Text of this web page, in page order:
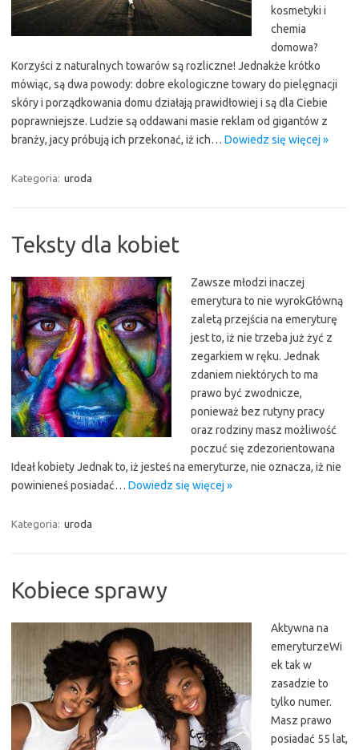
kosmetyki i
chemia
domowa?
Korzyści z naturalnych towarów są rozliczne! Jednakże krótko
mówiąc, są dwa powody: dobre ekologiczne towary do pielęgnacji
skóry i porządkowania domu działają prawidłowiej i są dla Ciebie
poprawniejsze. Ludzie są oddawani masie reklam od gigantów z
branży, jacy próbują ich przekonać, iż ich… Dowiedz się więcej »
Kategoria: uroda
Teksty dla kobiet
Zawsze młodzi inaczej
emerytura to nie wyrokGłówną
zaletą przejścia na emeryturę
jest to, iż nie trzeba już żyć z
zegarkiem w ręku. Jednak
zdaniem niektórych to ma
prawo być zwodnicze,
ponieważ bez rutyny pracy
oraz rodziny masz możliwość
poczuć się zdezorientowana
Ideał kobiety Jednak to, iż jesteś na emeryturze, nie oznacza, iż nie
powinieneś posiadać… Dowiedz się więcej »
Kategoria: uroda
Kobiece sprawy
Aktywna na
emeryturzeWi
ek tak w
zasadzie to
tylko numer.
Masz prawo
posiadać 55 lat,